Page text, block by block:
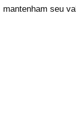
mantenham seu